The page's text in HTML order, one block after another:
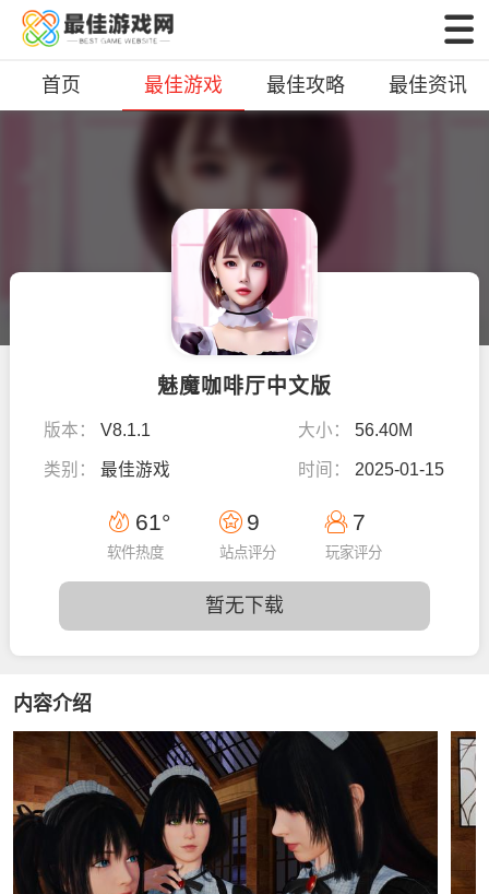
首页 最佳游戏 最佳攻略 最佳资讯
魅魔咖啡厅中文版
版本： V8.1.1 大小： 56.40M
类别： 最佳游戏 时间： 2025-01-15
09:56:11
61°
软件热度
9
站点评分
7
玩家评分
暂无下载
内容介绍